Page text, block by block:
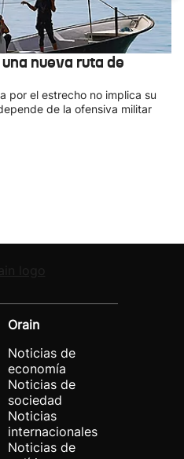
nueva ruta de
por el estrecho no implica su
de la ofensiva militar
Orain
Noticias de
economía
Noticias de
sociedad
Noticias
internacionales
Noticias de